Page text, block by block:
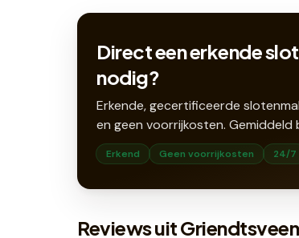
Direct een erkende
nodig?
Erkende, gecertificeerde
en geen voorrijkosten. Gemiddeld
Erkend Geen voorrijkosten 24/7
Reviews uit